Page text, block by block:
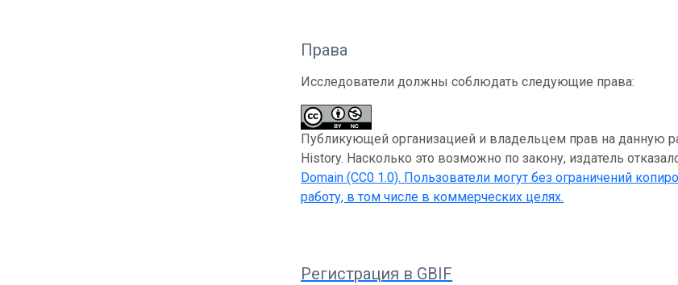
Права
Исследователи должны соблюдать следующие права:
Публикующей организацией и владельцем прав на данную
History. Насколько это возможно по закону, издатель
Domain (CC0 1.0). Пользователи могут без ограничений
работу, в том числе в коммерческих целях.
Регистрация в GBIF